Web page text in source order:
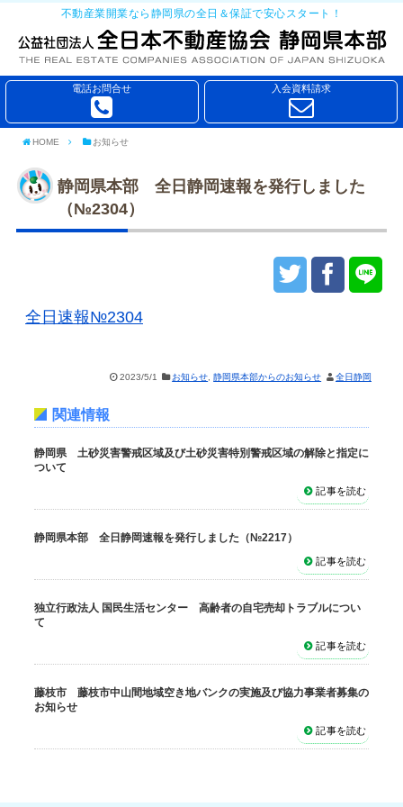
不動産業開業なら静岡県の全日＆保証で安心スタート！
電話お問合せ 入会資料請求
HOME お知らせ
静岡県本部 全日静岡速報を発行しました
（№2304）
全日速報№2304
2023/5/1 お知らせ,静岡県本部からのお知らせ 全日静岡
関連情報
静岡県 土砂災害警戒区域及び土砂災害特別警戒区域の解除と指定に
ついて
記事を読む
静岡県本部 全日静岡速報を発行しました（№2217）
記事を読む
独立行政法人 国民生活センター 高齢者の自宅売却トラブルについ
て
記事を読む
藤枝市 藤枝市中山間地域空き地バンクの実施及び協力事業者募集の
お知らせ
記事を読む